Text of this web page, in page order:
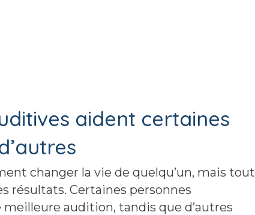
aident certaines
changer la vie de quelqu’un, mais tout
résultats. Certaines personnes
audition, tandis que d’autres